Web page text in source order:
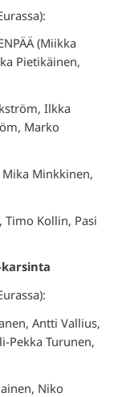
(Miikka
Pietikäinen,
Ilkka
Marko
Mika Minkkinen,
Timo Kollin, Pasi
karsinta
Antti Vallius,
Pekka Turunen,
Niko